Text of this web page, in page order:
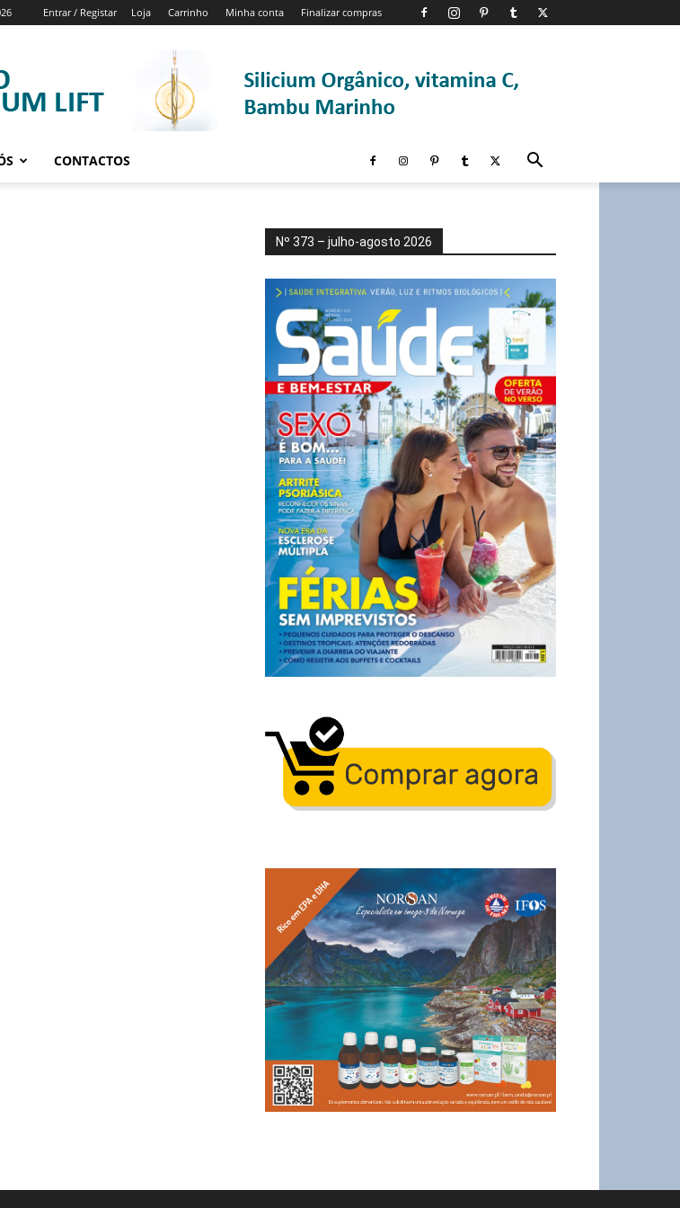
Entrar / Registar Loja Carrinho Minha conta Finalizar compras
CONTACTOS
Nº 373 – julho-agosto 2026